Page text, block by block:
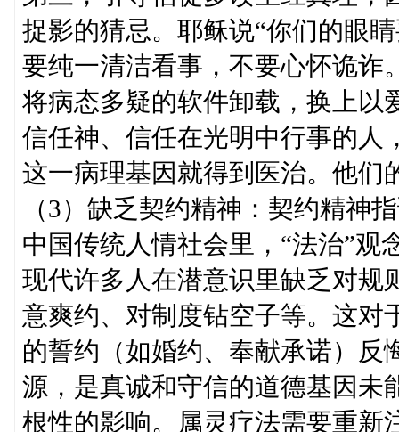
捉影的猜忌。耶稣说“你们的眼
要纯一清洁看事，不要心怀诡诈
将病态多疑的软件卸载，换上以
信任神、信任在光明中行事的人
这一病理基因就得到医治。他们
（3）缺乏契约精神：契约精神
中国传统人情社会里，“法治”观
现代许多人在潜意识里缺乏对规
意爽约、对制度钻空子等。这对
的誓约（如婚约、奉献承诺）反
源，是真诚和守信的道德基因未
根性的影响。属灵疗法需要重新